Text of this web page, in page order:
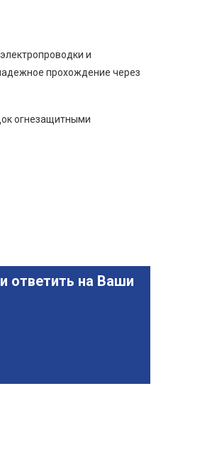
и
прохождение через
огнезащитными
ответить на Ваши